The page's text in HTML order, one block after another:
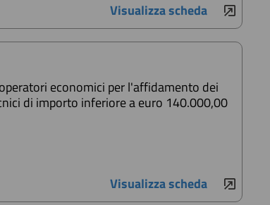
Visualizza scheda
economici per l'affidamento dei
di importo inferiore a euro 140.000,00
Visualizza scheda